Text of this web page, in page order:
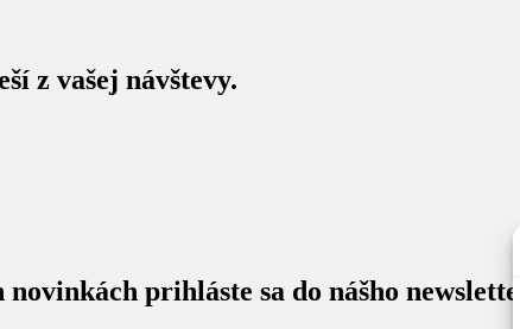
z vašej návštevy.
prihláste sa do nášho